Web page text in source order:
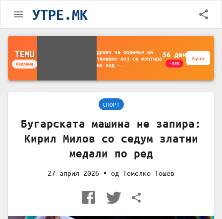
УТРЕ.MK
TEMU
Реклама
Држач за полнење на
телефон кој се монтира
на ѕид -
за чување на покрај
56 ден
-35%
Купи
СПОРТ
Бугарската машина не запира:
Кирил Милов со седум златни
медали по ред
27 април 2026 • од Темелко Тошев